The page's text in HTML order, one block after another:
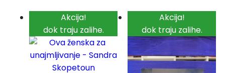
Akcija!
dok traju zalihe.
Akcija!
dok traju zalihe.